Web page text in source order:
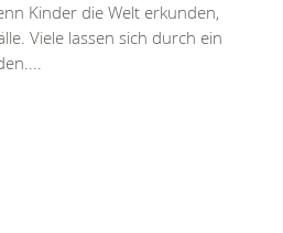
Kinder die Welt erkunden,
Viele lassen sich durch ein